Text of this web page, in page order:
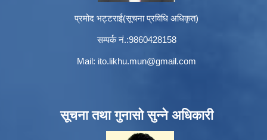
प्रमोद भट्टराई(सूचना प्रविधि अधिकृत)
सम्पर्क नं.:9860428158
Mail: ito.likhu.mun@gmail.com
सूचना तथा गुनासो सुन्ने अधिकारी